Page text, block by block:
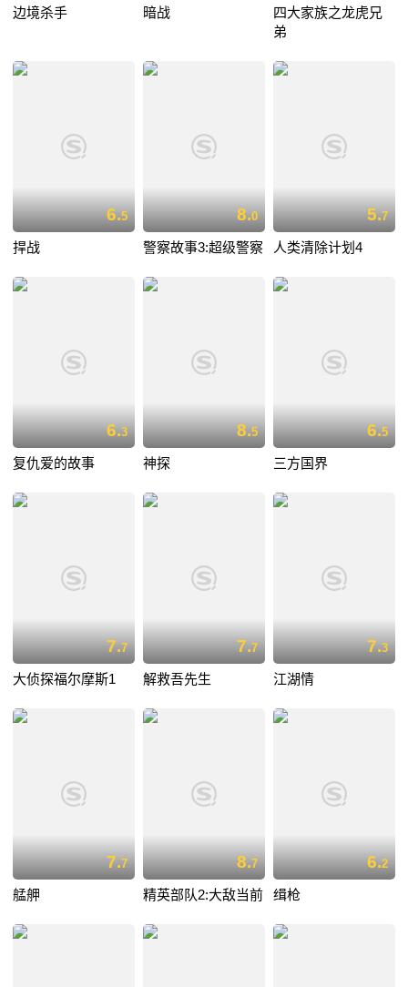
边境杀手 暗战
四大家族之龙虎兄
弟
6.5
捍战
8.0
警察故事3:超级警察
5.7
人类清除计划4
6.3
复仇爱的故事
8.5
神探
6.5
三方国界
7.7
大侦探福尔摩斯1
7.7
解救吾先生
7.3
江湖情
7.7
艋舺
8.7
精英部队2:大敌当前
6.2
缉枪